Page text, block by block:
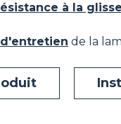
à la glisse
de la